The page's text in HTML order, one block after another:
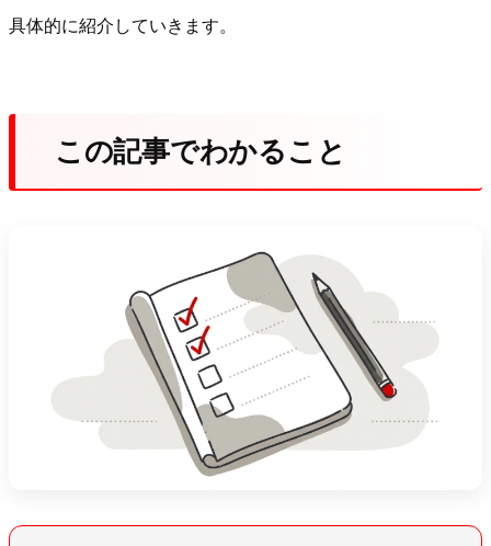
具体的に紹介していきます。
この記事でわかること